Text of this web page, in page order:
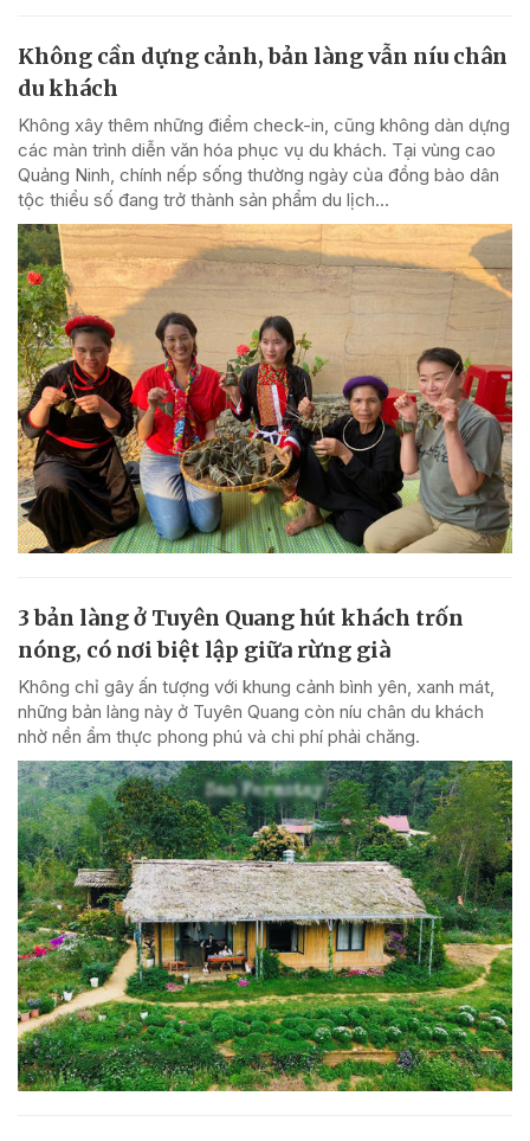
Không cần dựng cảnh, bản làng vẫn níu chân
du khách
Không xây thêm những điểm check-in, cũng không dàn dựng
các màn trình diễn văn hóa phục vụ du khách. Tại vùng cao
Quảng Ninh, chính nếp sống thường ngày của đồng bào dân
tộc thiểu số đang trở thành sản phẩm du lịch...
3 bản làng ở Tuyên Quang hút khách trốn
nóng, có nơi biệt lập giữa rừng già
Không chỉ gây ấn tượng với khung cảnh bình yên, xanh mát,
những bản làng này ở Tuyên Quang còn níu chân du khách
nhờ nền ẩm thực phong phú và chi phí phải chăng.